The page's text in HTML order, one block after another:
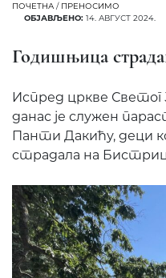
ПОЧЕТНА / ПРЕНОСИМО
ОБЈАВЉЕНО: 14. АВГУСТ 2024.
Годишњица
Испред цркве Светог
данас је служен
Панти Дакићу, деци
страдала на